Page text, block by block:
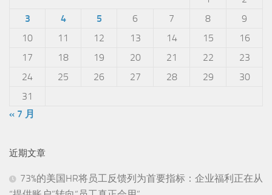
3
4 5 6 7 8
9
10
11 12 13 14 15
16
17
18 19 20 21 22
23
24
25 26 27 28 29
30
31
« 7 月
近期文章
73%的美国HR将员工反馈列为首要指标：企业福利正在从